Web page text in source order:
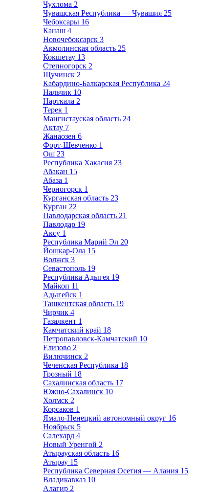
Чухлома 2
Чувашская Республика — Чувашия 25
Чебоксары 16
Канаш 4
Новочебоксарск 3
Акмолинская область 25
Кокшетау 13
Степногорск 2
Щучинск 2
Кабардино-Балкарская Республика 24
Нальчик 10
Нарткала 2
Терек 1
Мангистауская область 24
Актау 7
Жанаозен 6
Форт-Шевченко 1
Ош 23
Республика Хакасия 23
Абакан 15
Абаза 1
Черногорск 1
Курганская область 23
Курган 22
Павлодарская область 21
Павлодар 19
Аксу 1
Республика Марий Эл 20
Йошкар-Ола 15
Волжск 3
Севастополь 19
Республика Адыгея 19
Майкоп 11
Адыгейск 1
Ташкентская область 19
Чирчик 4
Газалкент 1
Камчатский край 18
Петропавловск-Камчатский 10
Елизово 2
Вилючинск 2
Чеченская Республика 18
Грозный 18
Сахалинская область 17
Южно-Сахалинск 10
Холмск 2
Корсаков 1
Ямало-Ненецкий автономный округ 16
Ноябрьск 5
Салехард 4
Новый Уренгой 2
Атырауская область 16
Атырау 15
Республика Северная Осетия — Алания 15
Владикавказ 10
Алагир 2